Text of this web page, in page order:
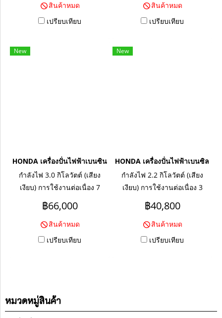
สินค้าหมด
เปรียบเทียบ
สินค้าหมด
เปรียบเทียบ
New
HONDA เครื่องปั่นไฟฟ้าเบนซิน EU30i (3.0KW)
กำลังไฟ 3.0 กิโลวัตต์ (เสียง
เงียบ) การใช้งานต่อเนื่อง 7
ชั่วโมง เครื่องยนต์ 5.1 แรงม้า
฿66,000
สินค้าหมด
เปรียบเทียบ
New
HONDA เครื่องปั่นไฟฟ้าเบนซิล
กำลังไฟ 2.2 กิโลวัตต์ (เสียง
เงียบ) การใช้งานต่อเนื่อง 3
ชั่วโมง เครื่องยนต์ 2.9 แรงม้า
฿40,800
สินค้าหมด
เปรียบเทียบ
หมวดหมู่สินค้า